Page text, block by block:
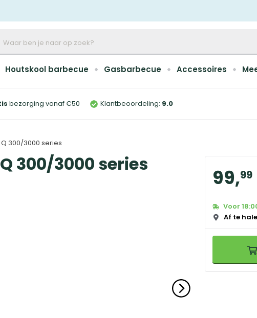
Houtskool barbecue Gasbarbecue Accessoires
bezorging vanaf €50 Klantbeoordeling: 9.0
300/3000 series
300/3000 series
99,99
Voor
Af te